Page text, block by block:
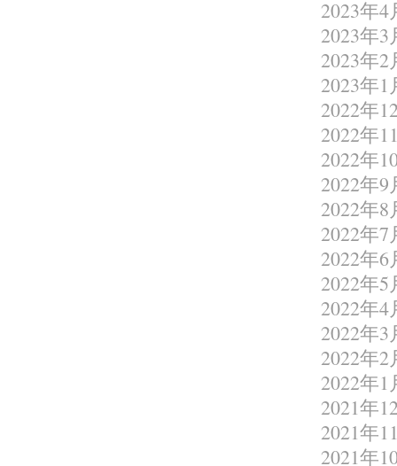
2023年4
2023年3
2023年2
2023年1
2022年
2022年
2022年
2022年9
2022年8
2022年7
2022年6
2022年5
2022年4
2022年3
2022年2
2022年1
2021年
2021年
2021年